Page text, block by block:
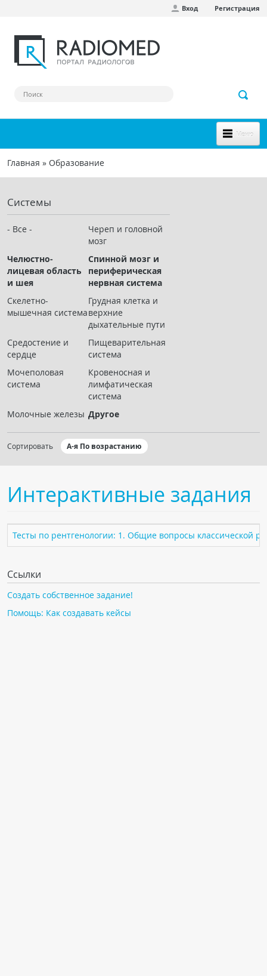
Вход Регистрация
Меню
НОВОЕ НА САЙТЕ
СООБЩЕСТВО
Клинические наблюдения
Чат RADIOMED
ОБРАЗОВАНИЕ
Интерактивные задания
Презентации
Публикации
Журнал "Лучевая диагностика и терапия"
КНИЖНЫЙ МАГАЗИН
ПАЦИЕНТАМ
Где пройти обследование
Компьютерная томография (КТ)
Магнитно-резонансная томография (МРТ)
Вы здесь
Главная » Образование
Системы
- Все -
Череп и головной
мозг
Челюстно-
лицевая область
и шея
Спинной мозг и
периферическая
нервная система
Скелетно-
мышечная система
Грудная клетка и
верхние
дыхательные пути
Средостение и
сердце
Пищеварительная
система
Мочеполовая
система
Кровеносная и
лимфатическая
система
Молочные железы Другое
Сортировать А-я По возрастанию
Интерактивные задания
Тесты по рентгенологии: 1. Общие вопросы классической
Ссылки
Создать собственное задание!
Помощь: Как создавать кейсы